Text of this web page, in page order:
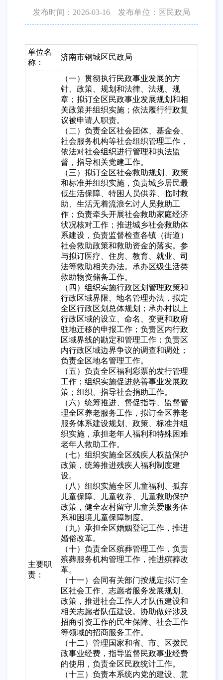
发布时间：2026-03-16 发布单位：区民政局
单位名
称：
济南市钢城区民政局
主要职
责：
（一）贯彻执行民政事业发展的方
针、政策、规划和法律、法规、规
章；拟订全区民政事业发展规划和相
关政策并组织实施；依法履行行政复
议被申请人职责。
（二）负责全区社会团体、基金会、
社会服务机构等社会组织管理工作，
依法对社会组织进行管理和执法监
督，指导相关党建工作。
（三）拟订全区社会救助规划、政策
和标准并组织实施，负责城乡居民最
低生活保障、特困人员供养、临时救
助、生活无着流浪乞讨人员救助工
作；负责牵头开展社会救助家庭经济
状况核对工作；推进城乡社会救助体
系建设，负责监督检查各镇（街道）
社会救助政策和救助资金的落实。参
与拟订医疗、住房、教育、就业、司
法等救助相关办法。承办区级生活类
救助物资储备工作。
（四）组织实施行政区划管理政策和
行政区域界限、地名管理办法，拟定
全区行政区划总体规划；承办村以上
行政区域的设立、命名、变更和政府
驻地迁移的申报工作；负责区内行政
区域界线的勘定和管理工作；负责区
内行政区域边界争议的调查和调处；
负责全区地名管理工作。
（五）负责全区福利彩票的发行管理
工作；组织实施促进慈善事业发展政
策；组织、指导社会捐助工作。
（六）统筹推进、督促指导、监督管
理全区养老服务工作，拟订全区养老
服务体系建设规划、政策、标准并组
织实施，承担老年人福利和特殊困难
老年人救助工作。
（七）组织实施全区残疾人权益保护
政策，统筹推进残疾人福利制度建
设。
（八）组织实施全区儿童福利、孤弃
儿童保障、儿童收养、儿童救助保护
政策，健全农村留守儿童关爱服务体
系和困境儿童保障制度。
（九）承担全区婚姻登记工作，推进
婚俗改革。
（十）负责全区殡葬管理工作，负责
殡葬服务机构管理工作，推进殡葬改
革。
（十一）会同有关部门按规定拟订全
区社会工作、志愿者服务发展规划、
政策，推进社会工作人才队伍建设和
相关志愿者队伍建设。协助做好涉及
招商引资工作的民生保障、社会工作
等领域的招商服务工作。
（十二）管理国家和省、市、区拨民
政事业经费，指导监督民政事业经费
的使用，负责全区民政统计工作。
（十三）负责本系统内党的建设、意